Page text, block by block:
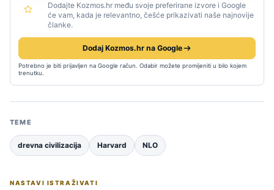
Dodajte Kozmos.hr među svoje preferirane izvore i Google
će vam, kada je relevantno, češće prikazivati naše najnovije
članke.
Dodaj Kozmos.hr na Google
Potrebno je biti prijavljen na Google račun. Odabir možete promijeniti u bilo kojem
trenutku.
TEME
drevna civilizacija Harvard NLO
NASTAVI ISTRAŽIVATI